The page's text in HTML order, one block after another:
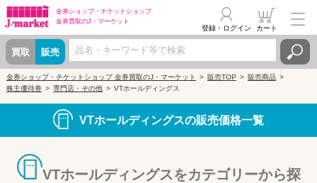
金券ショップ・ チケットショップ
金券買取のJ・マーケット
買取 販売
登録・ログイン カート
金券ショップ・チケットショップ 金券買取のJ・マーケット 販売TOP
販売商品
株主優待券
専門店・その他 VTホールディングス
VTホールディングスの販売価格一覧
VTホールディングスをカテゴリーから探